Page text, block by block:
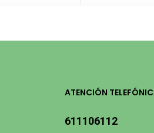
ATENCIÓN
611106112